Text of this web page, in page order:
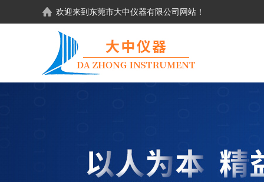
欢迎来到东莞市大中仪器有限公司网站！